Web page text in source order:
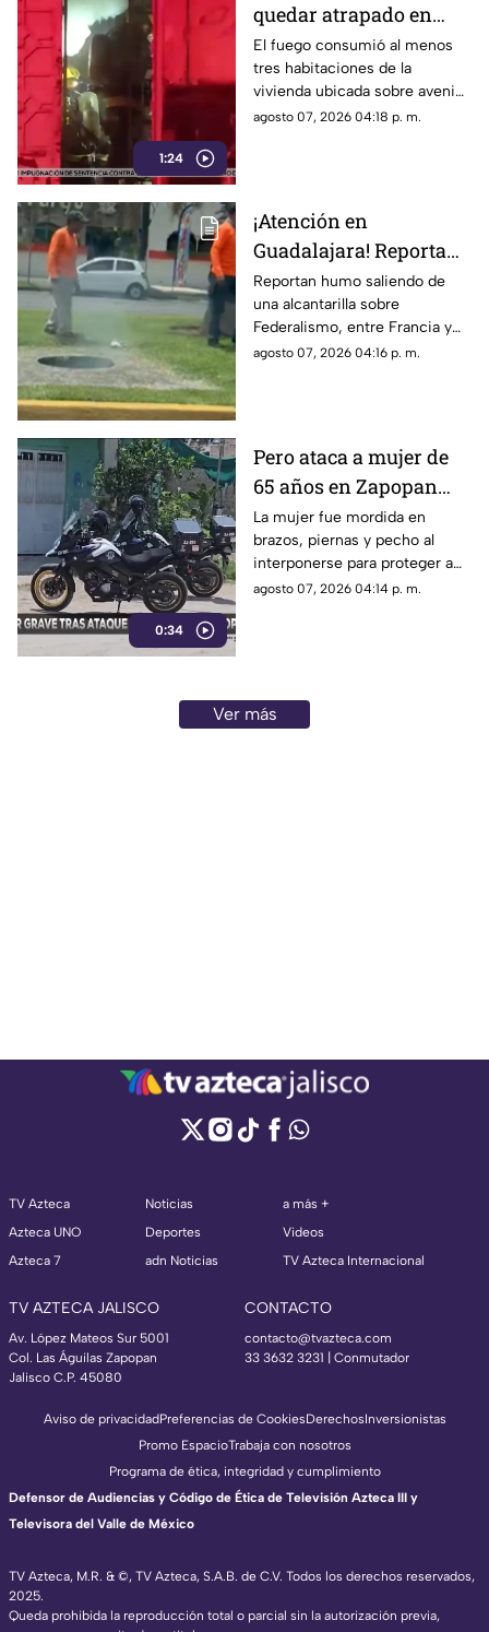
1:24
quedar atrapado en
incendio dentro de su
casa en la colonia
Oblatos
El fuego consumió al menos
tres habitaciones de la
vivienda ubicada sobre avenida
República; la víctima fue
agosto 07, 2026 04:18 p. m.
¡Atención en
Guadalajara! Reportan
humo saliendo de una
alcantarilla en
Federalismo
Reportan humo saliendo de
una alcantarilla sobre
Federalismo, entre Francia y
Alemania; Protección Civil y
agosto 07, 2026 04:16 p. m.
0:34
Pero ataca a mujer de
65 años en Zapopan
cuando intentaba
proteger a su sobrina
La mujer fue mordida en
brazos, piernas y pecho al
interponerse para proteger a
una niña de 6 años;
agosto 07, 2026 04:14 p. m.
Ver más
TV Azteca
Azteca UNO
Azteca 7
Noticias
Deportes
adn Noticias
a más +
Videos
TV Azteca Internacional
TV AZTECA JALISCO
Av. López Mateos Sur 5001
Col. Las Águilas Zapopan
Jalisco C.P. 45080
CONTACTO
contacto@tvazteca.com
33 3632 3231 | Conmutador
TV Azteca, M.R. & ©, TV Azteca, S.A.B. de C.V. Todos los derechos reservados,
2025.
Queda prohibida la reproducción total o parcial sin la autorización previa,
Aviso de privacidadPreferencias de CookiesDerechosInversionistas
Promo EspacioTrabaja con nosotros
Programa de ética, integridad y cumplimiento
Defensor de Audiencias y Código de Ética de Televisión Azteca III y
Televisora del Valle de México